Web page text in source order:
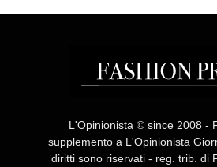
L'Opinionista © since 2008 -
supplemento a L'Opinionista
diritti sono riservati - reg. trib. di